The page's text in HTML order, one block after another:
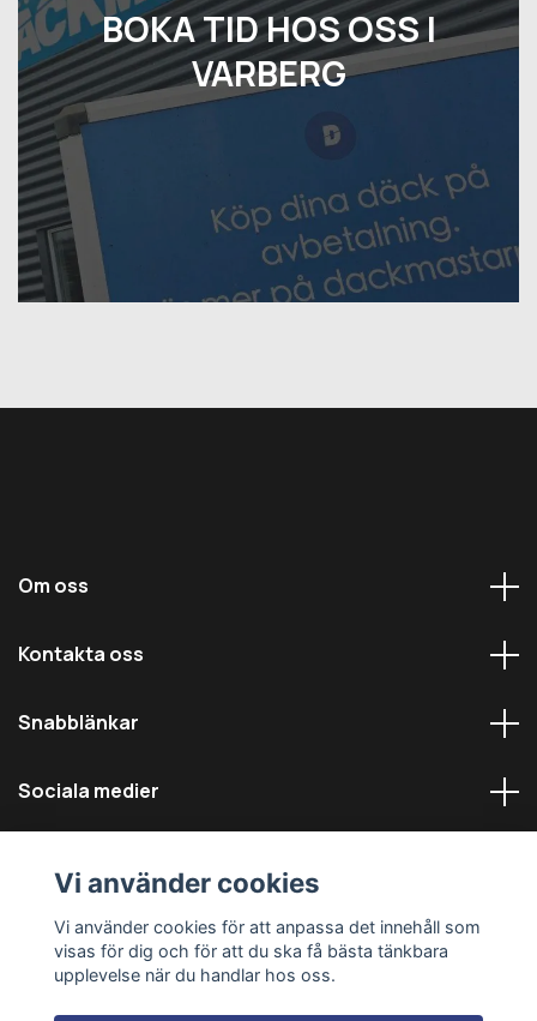
BOKA TID HOS OSS I
VARBERG
Om oss
Kontakta oss
Snabblänkar
Sociala medier
© 2026 Däckmästarna - Alla rättigheter reserverade
Vi använder cookies
Vi använder cookies för att anpassa det innehåll som
visas för dig och för att du ska få bästa tänkbara
upplevelse när du handlar hos oss.